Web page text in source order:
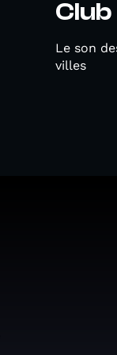
Club
Le son
villes